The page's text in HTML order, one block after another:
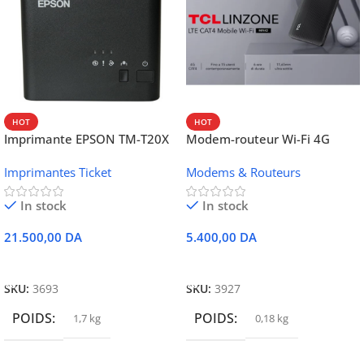
HOT
Imprimante EPSON TM-T20X
Ethernet
Imprimantes Ticket
In stock
21.500,00 DA
SKU: 3693
POIDS 1,7 kg
HOT
Modem-routeur Wi-Fi 4G
Modems & Routeurs
In stock
5.400,00 DA
SKU: 3927
POIDS 0,18 kg